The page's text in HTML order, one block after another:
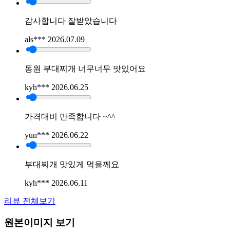
감사합니다 잘받았습니다
als*** 2026.07.09
동원 부대찌개 너무너무 맛있어요
kyh*** 2026.06.25
가격대비 만족합니다 ~^^
yun*** 2026.06.22
부대찌개 맛있게 먹을께요
kyh*** 2026.06.11
리뷰 전체보기
원본이미지 보기